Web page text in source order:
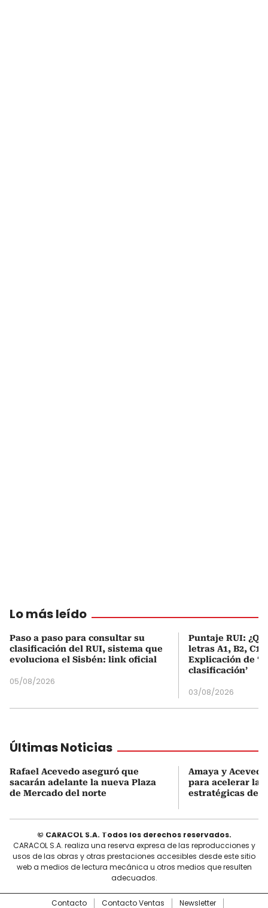
Lo más leído
Paso a paso para consultar su
clasificación del RUI, sistema que
evoluciona el Sisbén: link oficial
05/08/2026
Puntaje RUI:
letras A1, B2, C1
Explicación de
clasificación’
03/08/2026
Últimas Noticias
Rafael Acevedo aseguró que
sacarán adelante la nueva Plaza
de Mercado del norte
Amaya y
para acelerar las
estratégicas de
© CARACOL S.A. Todos los derechos reservados.
CARACOL S.A. realiza una reserva expresa de las reproducciones y
usos de las obras y otras prestaciones accesibles desde este sitio
web a medios de lectura mecánica u otros medios que resulten
adecuados.
Contacto Contacto Ventas Newsletter